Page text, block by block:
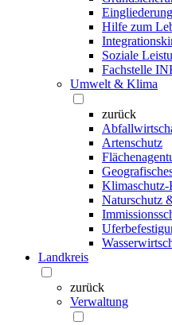
Hilfe zum
Soziale
Fachstelle
Umwelt & Klima
zurück
Artenschutz
Naturschutz
Landkreis
zurück
Verwaltung